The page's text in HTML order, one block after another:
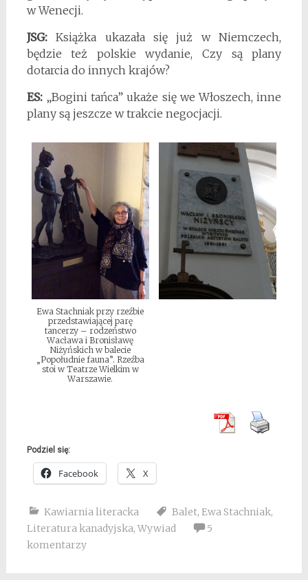
w Wenecji.
JSG:Książka ukazała się już w Niemczech,
będzie też polskie wydanie, Czy są plany
dotarcia do innych krajów?
ES:„Bogini tańca” ukaże się we Włoszech, inne
plany są jeszcze w trakcie negocjacji.
Ewa Stachniak przy rzeźbie
przedstawiającej parę
tancerzy – rodzeństwo
Wacława i Bronisławę
Niżyńskich w balecie
„Popołudnie fauna”. Rzeźba
stoi w Teatrze Wielkim w
Warszawie.
Podziel się:
Facebook X
Kawiarnia literacka Balet, Ewa Stachniak,
Literatura kanadyjska, Wywiad
5
komentarzy